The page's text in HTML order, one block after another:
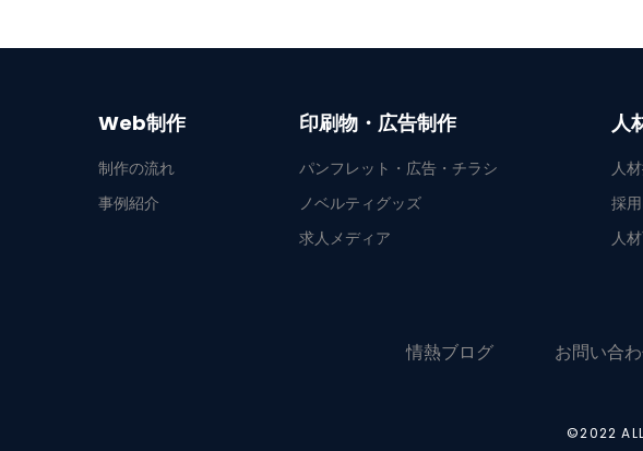
Web制作
制作の流れ
事例紹介
印刷物・広告制作
パンフレット・広告・チラシ
ノベルティグッズ
求人メディア
人
人
採
人
情熱ブログ お問い合
©2022